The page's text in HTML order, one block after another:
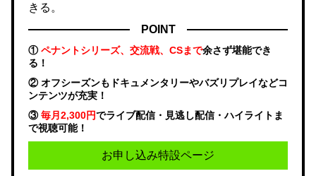
きる。
POINT
①ペナントシリーズ、交流戦、CSまで余さず堪能でき
る！
② オフシーズンもドキュメンタリーやバズリプレイなどコ
ンテンツが充実！
③毎月2,300円でライブ配信・見逃し配信・ハイライトま
で視聴可能！
お申し込み特設ページ